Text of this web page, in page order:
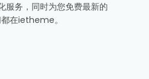
服务，同时为您免费最新的
在ietheme。